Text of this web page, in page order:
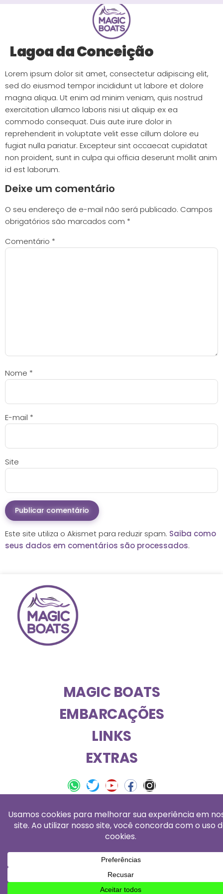
Lagoa da Conceição
Lorem ipsum dolor sit amet, consectetur adipiscing elit,
sed do eiusmod tempor incididunt ut labore et dolore
magna aliqua. Ut enim ad minim veniam, quis nostrud
exercitation ullamco laboris nisi ut aliquip ex ea
commodo consequat. Duis aute irure dolor in
reprehenderit in voluptate velit esse cillum dolore eu
fugiat nulla pariatur. Excepteur sint occaecat cupidatat
non proident, sunt in culpa qui officia deserunt mollit anim
id est laborum.
Deixe um comentário
O seu endereço de e-mail não será publicado. Campos
obrigatórios são marcados com *
Comentário *
Nome *
E-mail *
Site
Este site utiliza o Akismet para reduzir spam. Saiba como
seus dados em comentários são processados.
MAGIC BOATS
EMBARCAÇÕES
LINKS
EXTRAS
magic boats © 2026 – todos os direitos
reservados